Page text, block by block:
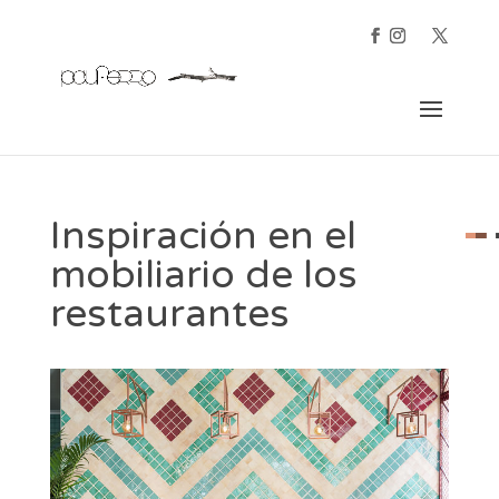
Inspiración en el
mobiliario de los
restaurantes